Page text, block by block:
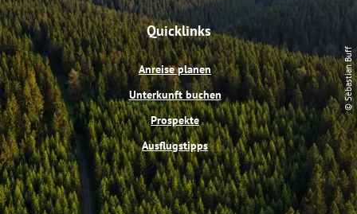
© Sebastian Buff
c
e
b
o
o
k
n
t
e
r
e
s
t
u
t
u
b
e
a
g
r
a
m
Quicklinks
Anreise planen
Unterkunft buchen
Prospekte
Ausflugstipps